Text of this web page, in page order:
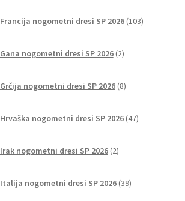
Francija nogometni dresi SP 2026 103izdelki
Gana nogometni dresi SP 2026 2izdelka
Grčija nogometni dresi SP 2026 8izdelkov
Hrvaška nogometni dresi SP 2026 47izdelkov
Irak nogometni dresi SP 2026 2izdelka
Italija nogometni dresi SP 2026 39izdelkov